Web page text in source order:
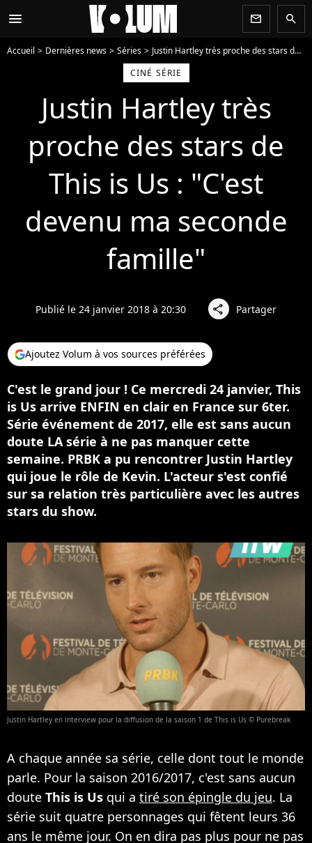
menu newsletter search
Accueil Dernières news Séries
Justin Hartley très proche des stars de This is Us : "C'est devenu ma seconde famille"
CINÉ SÉRIE
Justin Hartley très
proche des stars de
This is Us : "C'est
devenu ma seconde
famille"
Publié le 24 janvier 2018 à 20:30 share Partager
Ajoutez Volum à vos sources préférées
C'est le grand jour ! Ce mercredi 24 janvier, This
is Us arrive ENFIN en clair en France sur 6ter.
Série événement de 2017, elle est sans aucun
doute LA série à ne pas manquer cette
semaine. PRBK a pu rencontrer Justin Hartley
qui joue le rôle de Kevin. L'acteur s'est confié
sur sa relation très particulière avec les autres
stars du show.
Justin Hartley en interview pour la diffusion de la saison 1 de This is Us © Purebreak
A chaque année sa série, celle dont tout le monde
parle. Pour la saison 2016/2017, c'est sans aucun
doute This is Us qui a tiré son épingle du jeu. La
série suit quatre personnages qui fêtent leurs 36
ans le même jour. On en dira pas plus pour ne pas